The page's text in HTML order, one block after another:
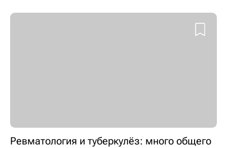
Ревматология и туберкулёз: много общего